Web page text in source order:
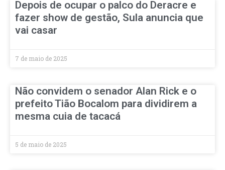
Depois de ocupar o palco do Deracre e
fazer show de gestão, Sula anuncia que
vai casar
7 de maio de 2025
Não convidem o senador Alan Rick e o
prefeito Tião Bocalom para dividirem a
mesma cuia de tacacá
5 de maio de 2025